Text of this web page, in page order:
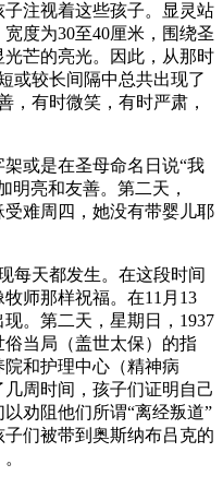
注视着这些孩子。显灵站
度为30至40厘米，围绕圣
芒的亮光。因此，从那时
或较长间隔中总共出现了
，有时微笑，有时严肃，
或是在圣母命名日说“我
明亮和友善。第二天，
受难周四，她没有带婴儿耶
每天都发生。在这段时间
师那样祝福。在11月13
。第二天，星期日，1937
当局（盖世太保）的指
和护理中心（精神病
周时间，孩子们证明自己
劝阻他们所谓“离经叛道”
们被带到奥斯纳布吕克的